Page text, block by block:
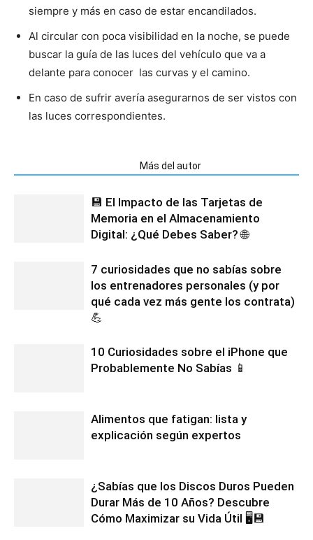
siempre y más en caso de estar encandilados.
Al circular con poca visibilidad en la noche, se puede
buscar la guía de las luces del vehículo que va a
delante para conocer las curvas y el camino.
En caso de sufrir avería asegurarnos de ser vistos con
las luces correspondientes.
Más del autor
💾 El Impacto de las Tarjetas de
Memoria en el Almacenamiento
Digital: ¿Qué Debes Saber? 🌐
7 curiosidades que no sabías sobre
los entrenadores personales (y por
qué cada vez más gente los contrata)
💪
10 Curiosidades sobre el iPhone que
Probablemente No Sabías 📱
Alimentos que fatigan: lista y
explicación según expertos
¿Sabías que los Discos Duros Pueden
Durar Más de 10 Años? Descubre
Cómo Maximizar su Vida Útil 🖥️💾